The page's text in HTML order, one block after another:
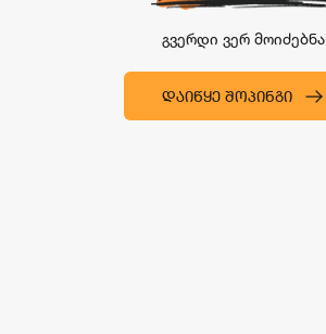
გვერდი ვერ მოიძებნა
ᲓᲐᲘᲬᲧᲔ ᲨᲝᲞᲘᲜᲒᲘ